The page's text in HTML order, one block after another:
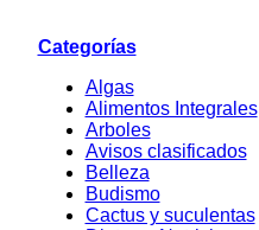
Categorías
Algas
Alimentos Integrales
Arboles
Avisos clasificados
Belleza
Budismo
Cactus y suculentas